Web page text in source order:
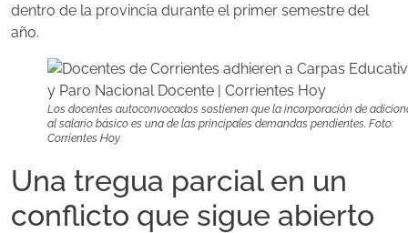
dentro de la provincia durante el primer semestre del
año.
Los docentes autoconvocados sostienen que la incorporación de
al salario básico es una de las principales demandas pendientes. Foto:
Corrientes Hoy
Una tregua parcial en un
conflicto que sigue abierto